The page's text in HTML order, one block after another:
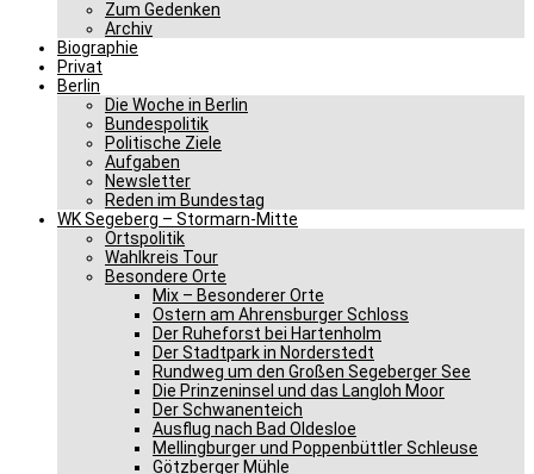
Zum Gedenken
Archiv
Biographie
Privat
Berlin
Die Woche in Berlin
Bundespolitik
Politische Ziele
Aufgaben
Newsletter
Reden im Bundestag
WK Segeberg – Stormarn-Mitte
Ortspolitik
Wahlkreis Tour
Besondere Orte
Mix – Besonderer Orte
Ostern am Ahrensburger Schloss
Der Ruheforst bei Hartenholm
Der Stadtpark in Norderstedt
Rundweg um den Großen Segeberger See
Die Prinzeninsel und das Langloh Moor
Der Schwanenteich
Ausflug nach Bad Oldesloe
Mellingburger und Poppenbüttler Schleuse
Götzberger Mühle